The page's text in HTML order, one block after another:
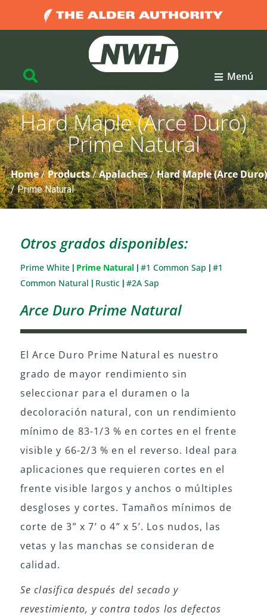
Menú
Hard Maple (Arce Duro)
Prime Natural
Home/Products/Apalaches/Hard Maple (Arce Duro)
/Prime Natural
Otros grados disponibles:
Prime White Prime Natural #1 Common Sap
#1
Common Natural
Rustic #2A Sap
Arce Duro Prime Natural
El Arce Duro Prime Natural es nuestro
grado de mayor rendimiento sin
seleccionar para el duramen o la
decoloración natural, con un rendimiento
mínimo de 83-1/3 % en cortes en el frente
visible y 66-2/3 % en el reverso. Ideal para
aplicaciones que requieren cortes en el
frente visible largos y anchos o múltiples
desgloses y cortes. Tamaños mínimos de
corte de 3” x 7’ o 4” x 5’. Los nudos, las
vetas y las manchas se consideran de
calidad.
Se clasifica después del secado y
revestimiento, y contra todos los defectos